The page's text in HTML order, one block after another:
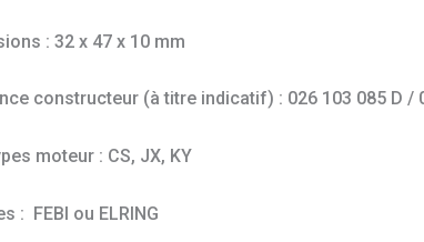
: 32 x 47 x 10 mm
constructeur (à titre indicatif) : 026 103 085 D /
moteur : CS, JX, KY
: FEBI ou ELRING